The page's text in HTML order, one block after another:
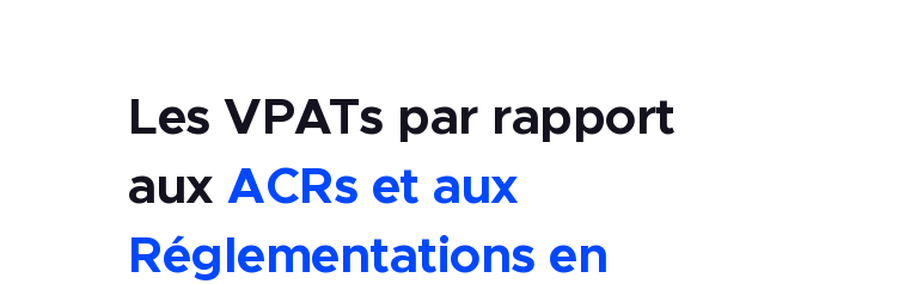
Les VPATs par rapport
aux ACRs et aux
Réglementations en